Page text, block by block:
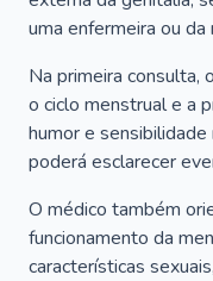
uma enfermeira ou
Na primeira consulta,
o ciclo menstrual e a
humor e
poderá esclarecer
O médico também
funcionamento da
características